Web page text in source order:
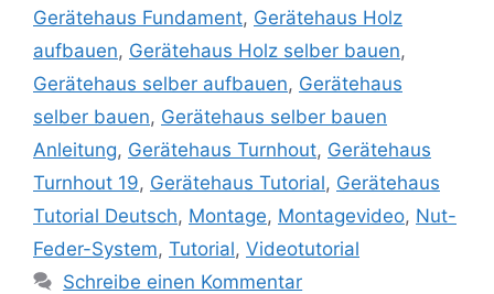
Gerätehaus Fundament, Gerätehaus Holz
aufbauen, Gerätehaus Holz selber bauen,
Gerätehaus selber aufbauen, Gerätehaus
selber bauen, Gerätehaus selber bauen
Anleitung, Gerätehaus Turnhout, Gerätehaus
Turnhout 19, Gerätehaus Tutorial, Gerätehaus
Tutorial Deutsch, Montage, Montagevideo, Nut-
Feder-System, Tutorial, Videotutorial
Schreibe einen Kommentar